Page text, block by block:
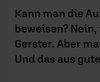
Kann man die
beweisen?
Gerster. Aber
Und das aus